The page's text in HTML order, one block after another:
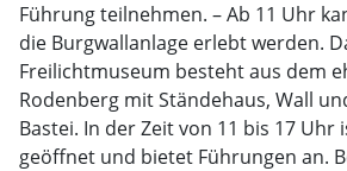
Führung teilnehmen. – Ab 11 Uhr
die Burgwallanlage erlebt werden.
Freilichtmuseum besteht aus dem
Rodenberg mit Ständehaus, Wall
Bastei. In der Zeit von 11 bis 17 Uhr
geöffnet und bietet Führungen an.